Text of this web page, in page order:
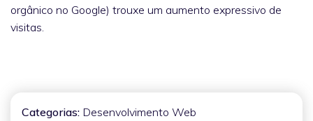
orgânico no Google) trouxe um aumento expressivo de
visitas.
Categorias: Desenvolvimento Web